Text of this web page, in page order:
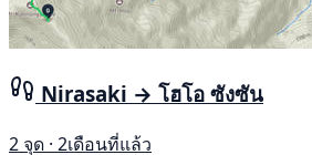
Nirasaki → โฮโอ ซังซัน
2 จุด · 2เดือนที่แล้ว